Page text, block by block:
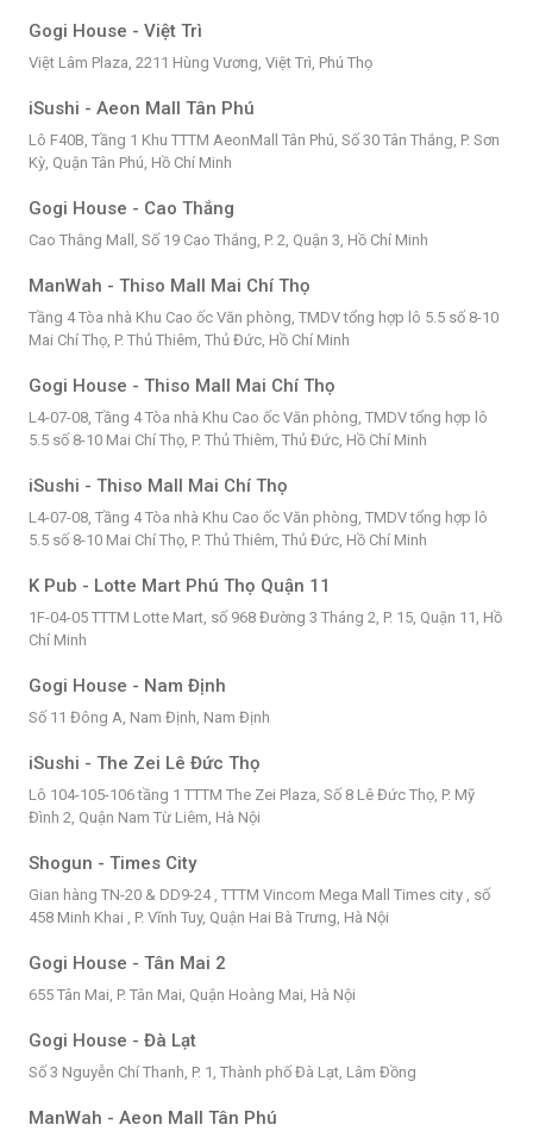
Gogi House - Việt Trì
Việt Lâm Plaza, 2211 Hùng Vương, Việt Trì, Phú Thọ
iSushi - Aeon Mall Tân Phú
Lô F40B, Tầng 1 Khu TTTM AeonMall Tân Phú, Số 30 Tân Thắng, P. Sơn
Kỳ, Quận Tân Phú, Hồ Chí Minh
Gogi House - Cao Thắng
Cao Thắng Mall, Số 19 Cao Thắng, P. 2, Quận 3, Hồ Chí Minh
ManWah - Thiso Mall Mai Chí Thọ
Tầng 4 Tòa nhà Khu Cao ốc Văn phòng, TMDV tổng hợp lô 5.5 số 8-10
Mai Chí Thọ, P. Thủ Thiêm, Thủ Đức, Hồ Chí Minh
Gogi House - Thiso Mall Mai Chí Thọ
L4-07-08, Tầng 4 Tòa nhà Khu Cao ốc Văn phòng, TMDV tổng hợp lô
5.5 số 8-10 Mai Chí Thọ, P. Thủ Thiêm, Thủ Đức, Hồ Chí Minh
iSushi - Thiso Mall Mai Chí Thọ
L4-07-08, Tầng 4 Tòa nhà Khu Cao ốc Văn phòng, TMDV tổng hợp lô
5.5 số 8-10 Mai Chí Thọ, P. Thủ Thiêm, Thủ Đức, Hồ Chí Minh
K Pub - Lotte Mart Phú Thọ Quận 11
1F-04-05 TTTM Lotte Mart, số 968 Đường 3 Tháng 2, P. 15, Quận 11, Hồ
Chí Minh
Gogi House - Nam Định
Số 11 Đông A, Nam Định, Nam Định
iSushi - The Zei Lê Đức Thọ
Lô 104-105-106 tầng 1 TTTM The Zei Plaza, Số 8 Lê Đức Thọ, P. Mỹ
Đình 2, Quận Nam Từ Liêm, Hà Nội
Shogun - Times City
Gian hàng TN-20 & DD9-24 , TTTM Vincom Mega Mall Times city , số
458 Minh Khai , P. Vĩnh Tuy, Quận Hai Bà Trưng, Hà Nội
Gogi House - Tân Mai 2
655 Tân Mai, P. Tân Mai, Quận Hoàng Mai, Hà Nội
Gogi House - Đà Lạt
Số 3 Nguyễn Chí Thanh, P. 1, Thành phố Đà Lạt, Lâm Đồng
ManWah - Aeon Mall Tân Phú